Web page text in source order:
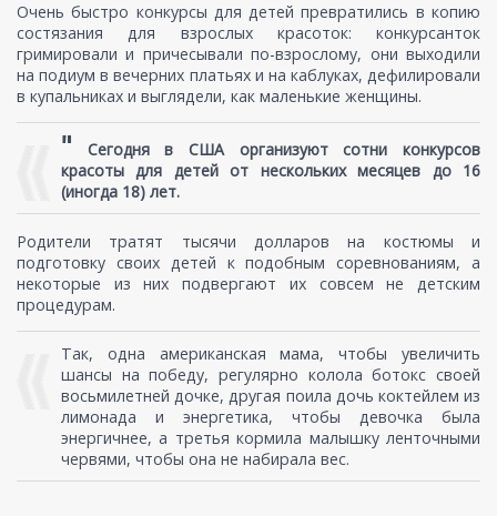
Очень быстро конкурсы для детей превратились в копию
состязания для взрослых красоток: конкурсанток
гримировали и причесывали по-взрослому, они выходили
на подиум в вечерних платьях и на каблуках, дефилировали
в купальниках и выглядели, как маленькие женщины.
" Сегодня в США организуют сотни конкурсов
красоты для детей от нескольких месяцев до 16
(иногда 18) лет.
Родители тратят тысячи долларов на костюмы и
подготовку своих детей к подобным соревнованиям, а
некоторые из них подвергают их совсем не детским
процедурам.
Так, одна американская мама, чтобы увеличить
шансы на победу, регулярно колола ботокс своей
восьмилетней дочке, другая поила дочь коктейлем из
лимонада и энергетика, чтобы девочка была
энергичнее, а третья кормила малышку ленточными
червями, чтобы она не набирала вес.